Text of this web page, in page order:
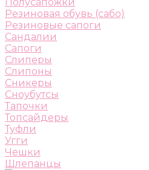
Резиновая обувь (сабо)
Резиновые сапоги
Сандалии
Сапоги
Слиперы
Слипоны
Сникеры
Сноубутсы
Тапочки
Топсайдеры
Туфли
Угги
Чешки
Шлепанцы